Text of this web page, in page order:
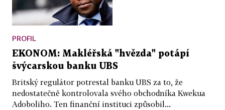
PROFIL
EKONOM: Makléřská "hvězda" potápí
švýcarskou banku UBS
Britský regulátor potrestal banku UBS za to, že
nedostatečně kontrolovala svého obchodníka Kwekua
Adoboliho. Ten finanční instituci způsobil...